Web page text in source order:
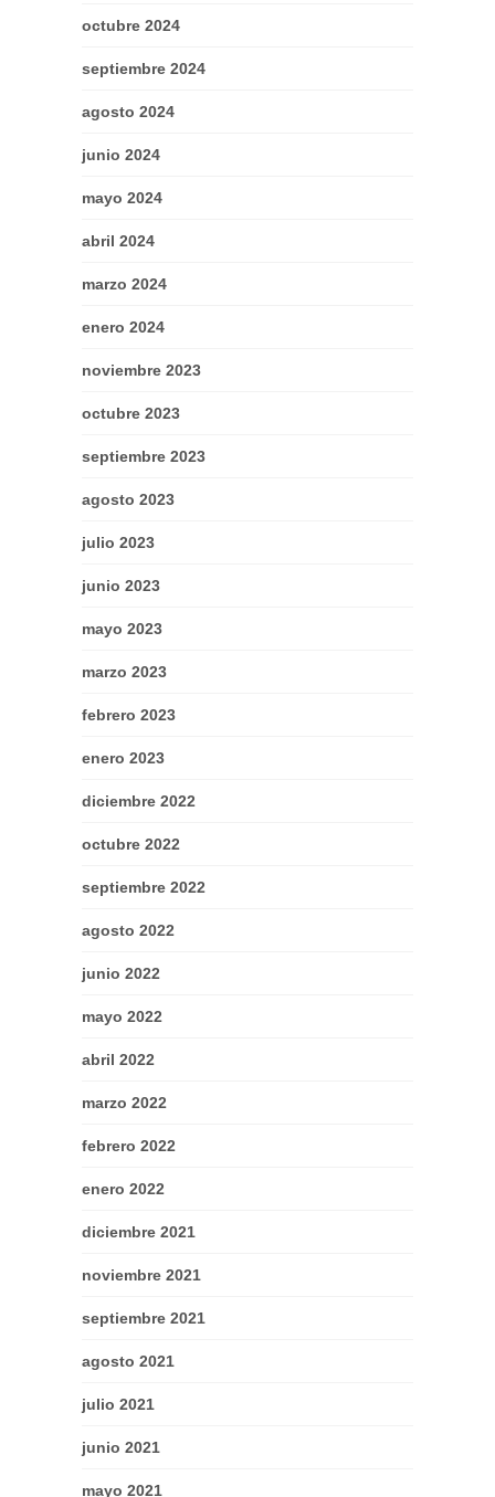
octubre 2024
septiembre 2024
agosto 2024
junio 2024
mayo 2024
abril 2024
marzo 2024
enero 2024
noviembre 2023
octubre 2023
septiembre 2023
agosto 2023
julio 2023
junio 2023
mayo 2023
marzo 2023
febrero 2023
enero 2023
diciembre 2022
octubre 2022
septiembre 2022
agosto 2022
junio 2022
mayo 2022
abril 2022
marzo 2022
febrero 2022
enero 2022
diciembre 2021
noviembre 2021
septiembre 2021
agosto 2021
julio 2021
junio 2021
mayo 2021